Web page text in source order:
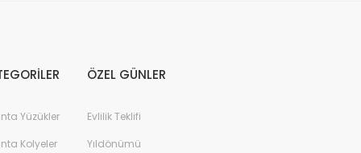
Yüzükler
Kolyeler
ÖZEL GÜNLER
Evlilik Teklifi
Yıldönümü